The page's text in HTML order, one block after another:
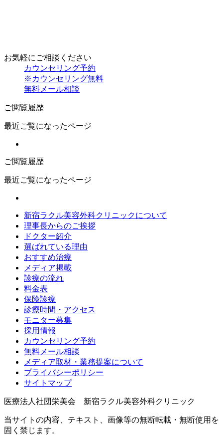
お気軽にご相談ください
カウンセリング予約
※カウンセリング無料
無料メール相談
ご閲覧履歴
最近ご覧になったページ
ご閲覧履歴
最近ご覧になったページ
新宿ラクル美容外科クリニックについて
理事長からのご挨拶
ドクター紹介
選ばれている理由
おすすめ治療
メディア掲載
診療の流れ
料金表
保険診療
診療時間・アクセス
モニター募集
採用情報
カウンセリング予約
無料メール相談
メディア取材・業務提案について
プライバシーポリシー
サイトマップ
医療法人社団栄美会 新宿ラクル美容外科クリニック
当サイトの内容、テキスト、画像等の無断転載・無断使用を
固く禁じます。